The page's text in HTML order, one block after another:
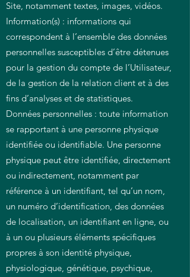
Site, notamment textes, images, vidéos.
Information(s) : informations qui
correspondent à l’ensemble des données
personnelles susceptibles d’être détenues
pour la gestion du compte de l’Utilisateur,
de la gestion de la relation client et à des
fins d’analyses et de statistiques.
Données personnelles : toute information
se rapportant à une personne physique
identifiée ou identifiable. Une personne
physique peut être identifiée, directement
ou indirectement, notamment par
référence à un identifiant, tel qu’un nom,
un numéro d’identification, des données
de localisation, un identifiant en ligne, ou
à un ou plusieurs éléments spécifiques
propres à son identité physique,
physiologique, génétique, psychique,